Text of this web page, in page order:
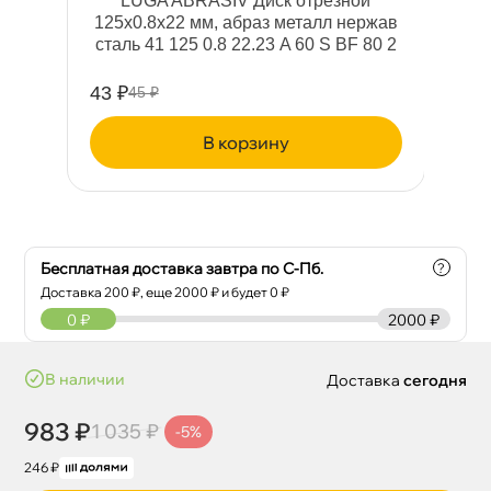
125x0.8x22 мм, абраз металл нержа
сталь 41 125 0.8 22.23 A 60 S BF 80 2
43 ₽45 ₽
корзину
Бесплатная доставка завтра по С-Пб.
Доставка200 ₽, еще2000 ₽ и будет 0 ₽
?
2000 ₽
0 ₽
наличии
983 ₽1 035 ₽ -5%
246 ₽
Доставка сегодня